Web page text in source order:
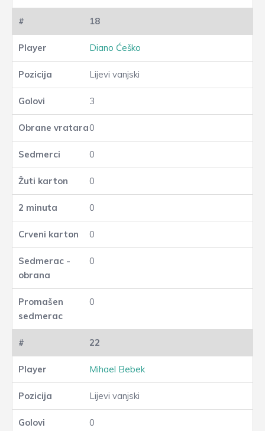
18
Diano Ćeško
Lijevi vanjski
3
0
0
0
0
0
0
0
22
Mihael Bebek
Lijevi vanjski
0